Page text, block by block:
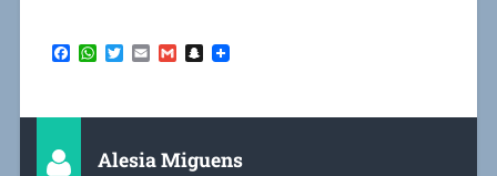
Facebook
WhatsApp
Twitter
EmailGmailSnapchat
Alesia Miguens